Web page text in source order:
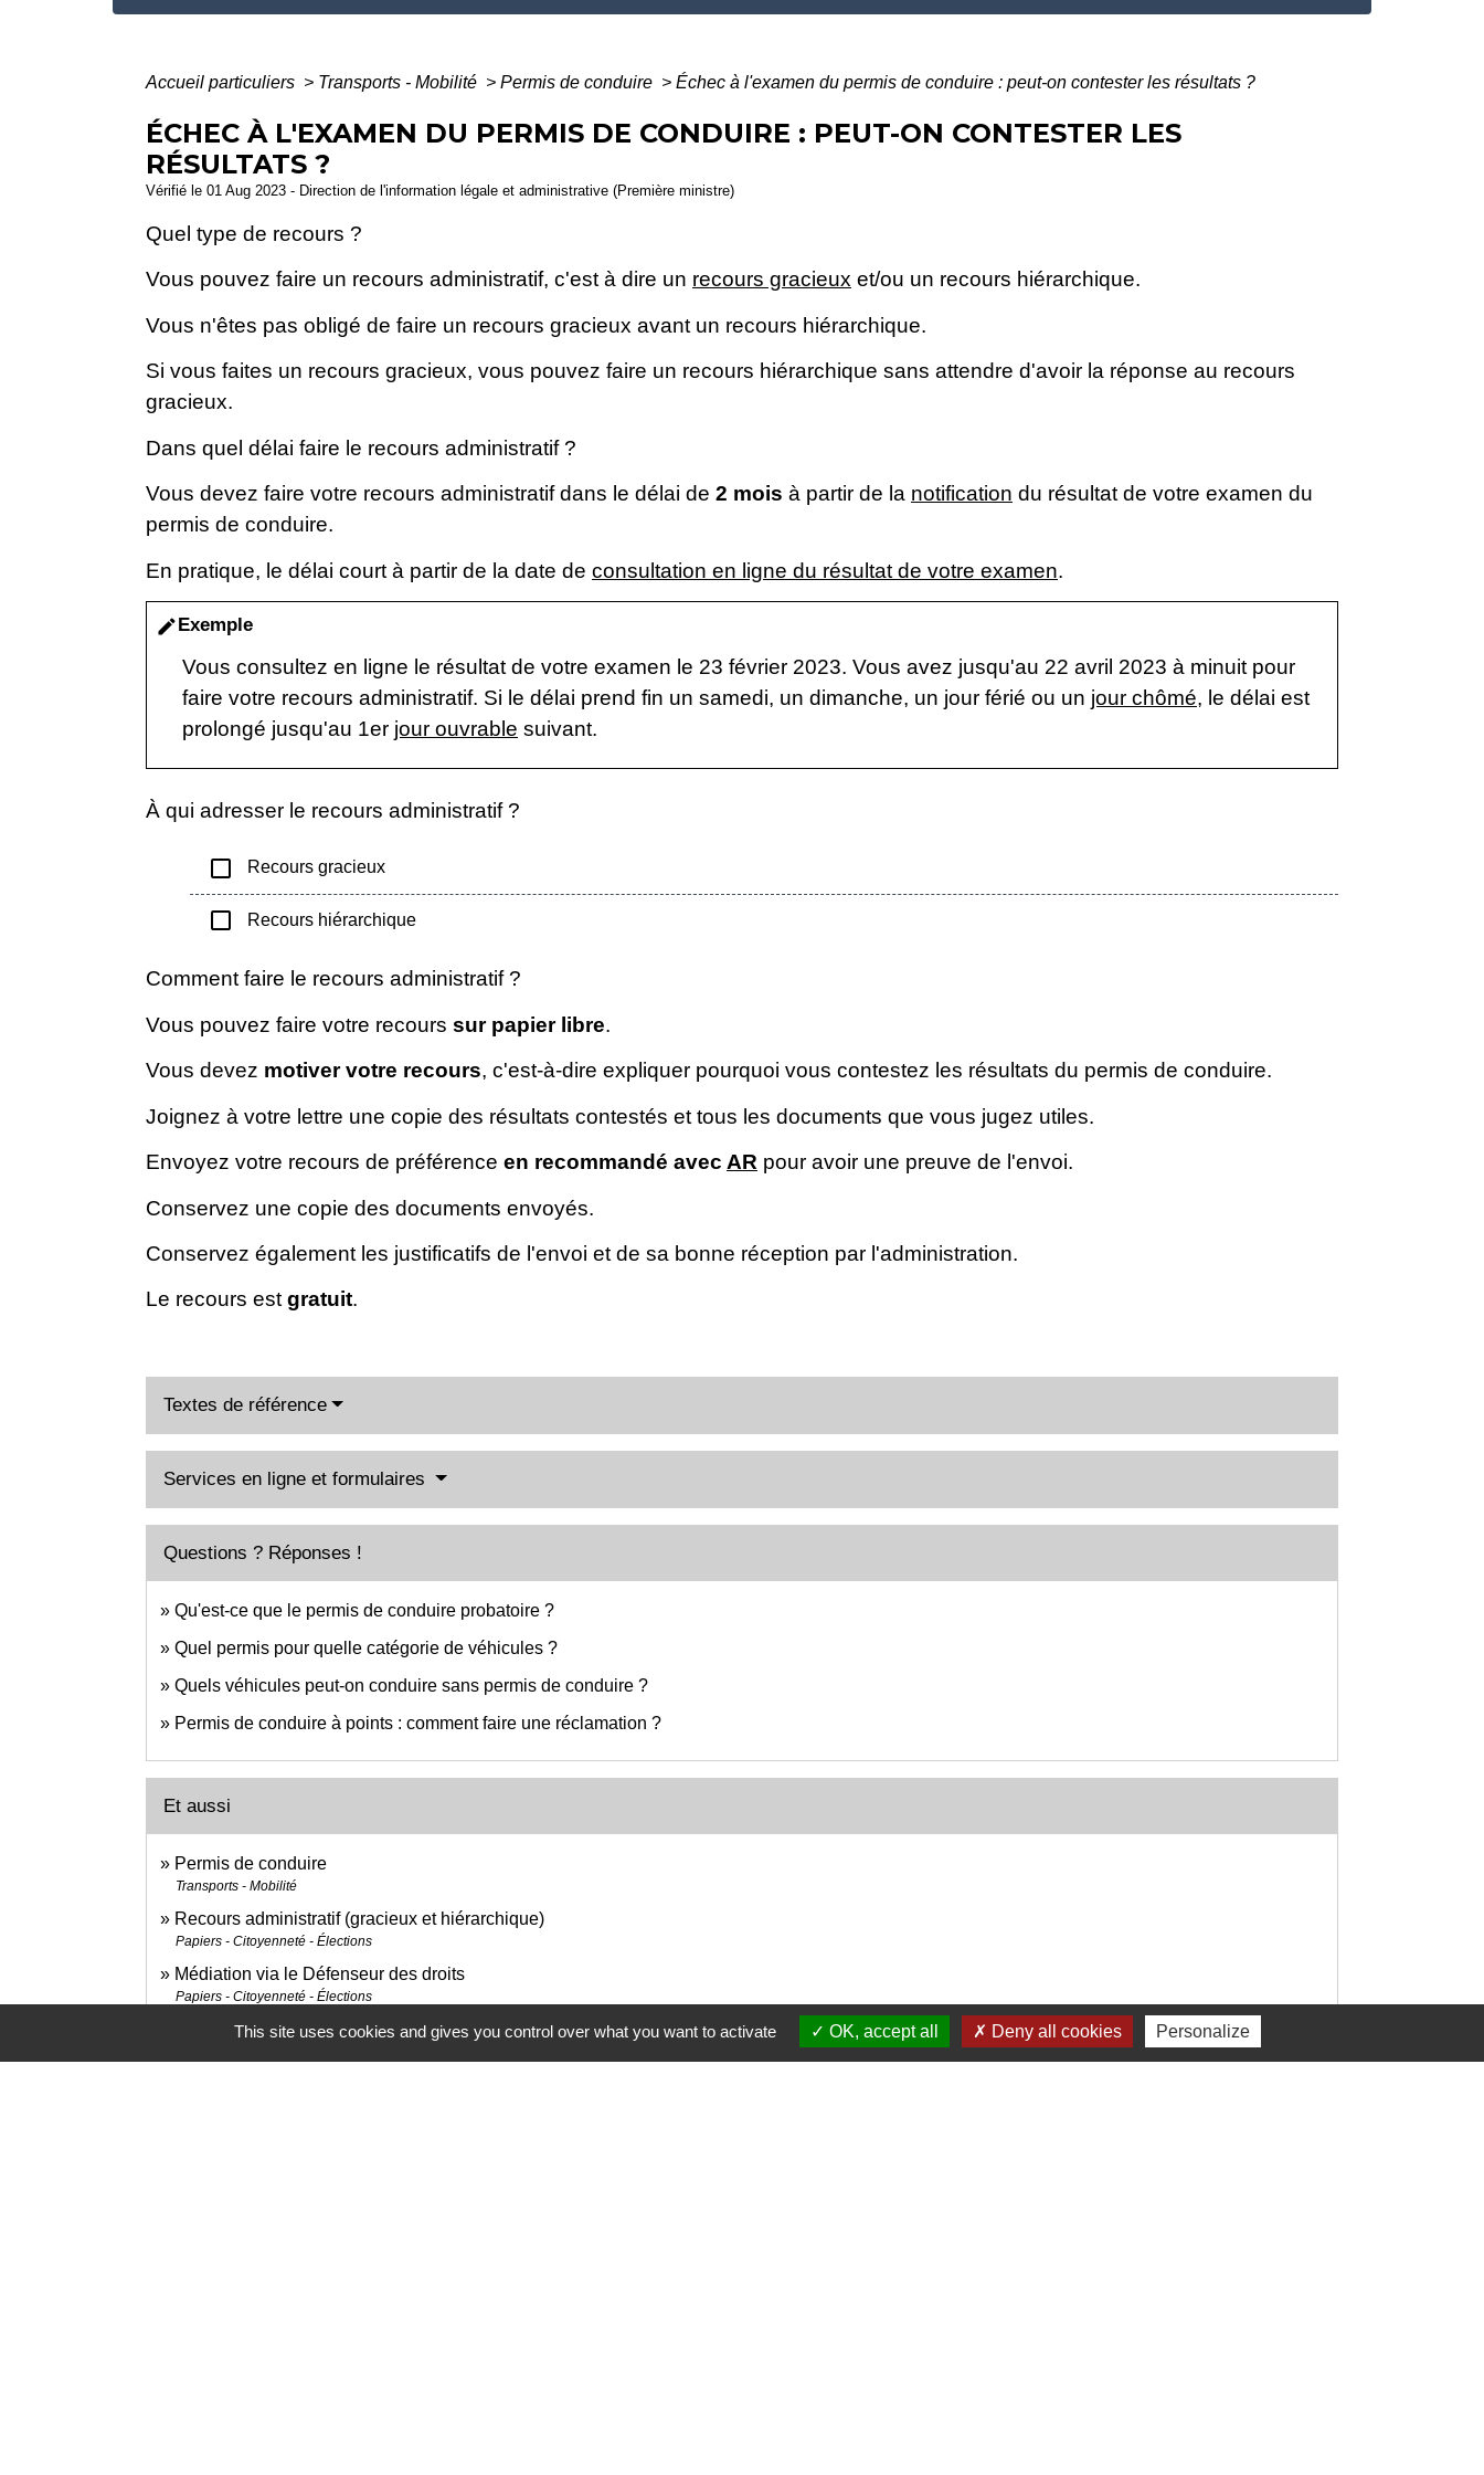
Accueil particuliers > Transports - Mobilité > Permis de conduire > Échec à l'examen du permis de conduire : peut-on contester les résultats ?
ÉCHEC À L'EXAMEN DU PERMIS DE CONDUIRE : PEUT-ON CONTESTER LES
RÉSULTATS ?
Vérifié le 01 Aug 2023 - Direction de l'information légale et administrative (Première ministre)
Quel type de recours ?
Vous pouvez faire un recours administratif, c'est à dire un recours gracieux et/ou un recours hiérarchique.
Vous n'êtes pas obligé de faire un recours gracieux avant un recours hiérarchique.
Si vous faites un recours gracieux, vous pouvez faire un recours hiérarchique sans attendre d'avoir la réponse au recours
gracieux.
Dans quel délai faire le recours administratif ?
Vous devez faire votre recours administratif dans le délai de 2 mois à partir de la notification du résultat de votre examen du
permis de conduire.
En pratique, le délai court à partir de la date de consultation en ligne du résultat de votre examen.
editExemple
Vous consultez en ligne le résultat de votre examen le 23 février 2023. Vous avez jusqu'au 22 avril 2023 à minuit pour
faire votre recours administratif. Si le délai prend fin un samedi, un dimanche, un jour férié ou un jour chômé, le délai est
prolongé jusqu'au 1er jour ouvrable suivant.
À qui adresser le recours administratif ?
check_box_outline_blank Recours gracieux
check_box_outline_blank Recours hiérarchique
Comment faire le recours administratif ?
Vous pouvez faire votre recours sur papier libre.
Vous devez motiver votre recours, c'est-à-dire expliquer pourquoi vous contestez les résultats du permis de conduire.
Joignez à votre lettre une copie des résultats contestés et tous les documents que vous jugez utiles.
Envoyez votre recours de préférence en recommandé avec AR pour avoir une preuve de l'envoi.
Conservez une copie des documents envoyés.
Conservez également les justificatifs de l'envoi et de sa bonne réception par l'administration.
Le recours estgratuit.
Textes de référence
Services en ligne et formulaires
Questions ? Réponses !
Qu'est-ce que le permis de conduire probatoire ?
Quel permis pour quelle catégorie de véhicules ?
Quels véhicules peut-on conduire sans permis de conduire ?
Permis de conduire à points : comment faire une réclamation ?
Et aussi
Permis de conduire
Transports - Mobilité
Recours administratif (gracieux et hiérarchique)
Papiers - Citoyenneté - Élections
Médiation via le Défenseur des droits
Papiers - Citoyenneté - Élections
This site uses cookies and gives you control over what you want to activate OK, accept all Deny all cookies Personalize